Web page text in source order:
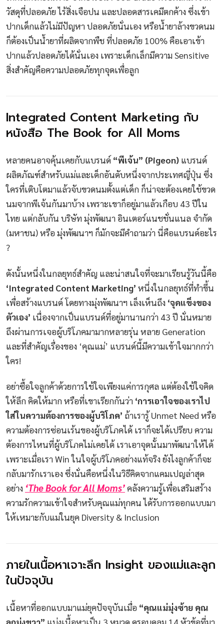
วัสดุที่ปลอดภัย ไร้สิ่งเจือปน และปลอดสารเคมีตกค้าง ซึ่งเข้า
ปากเด็กแล้วไม่มีปัญหา ปลอดภัยนั่นเอง หรือน้ำยาล้างขวดนม
ก็ต้องเป็นน้ำยาที่ผลิตจากพืช ที่ปลอดภัย 100% คือเอาเข้า
ปากแล้วปลอดภัยได้นั่นเอง เพราะเด็กเล็กมีความ Sensitive
สิ่งสำคัญคือความปลอดภัยทุกจุดเพื่อลูก
Integrated Content Marketing กับ
หนังสือ The Book for All Moms
หลายคนอาจคุ้นเคยกับแบรนด์ “พีเจ้น” (Pigeon) แบรนด์
ผลิตภัณฑ์สำหรับแม่และเด็กอันดับหนึ่งจากประเทศญี่ปุ่น ซึ่ง
ใครที่เติบโตมาแล้วจับขวดนมตั้งแต่เด็ก ก็น่าจะต้องเคยใช้ขวด
นมจากพีเจ้นกันมาบ้าง เพราะเขาก็อยู่มาแล้วเกือบ 43 ปีใน
ไทย แต่กลับกัน บริษัท มุ่งพัฒนา อินเตอร์แนชชั่นแนล จำกัด
(มหาชน) หรือ มุ่งพัฒนาฯ ก็มักจะมีคำถามว่า นี่คือแบรนด์อะไร
?
ดังนั้นหนึ่งในกลยุทธ์สำคัญ และน่าสนใจที่จะมาเรียนรู้วันนี้คือ
‘Integrated Content Marketing’ หนึ่งในกลยุทธ์ที่ทำขึ้น
เพื่อสร้างแบรนด์ โดยทางมุ่งพัฒนาฯ เล็งเห็นถึง ‘จุดแข็งของ
ตัวเอง’ เนื่องจากเป็นแบรนด์ที่อยู่มานานกว่า 43 ปี นั่นหมาย
ถึงผ่านการเจอผู้บริโภคมามากหลายรุ่น หลาย Generation
และที่สำคัญเรื่องของ ‘คุณแม่’ แบรนด์นี้มีความเข้าใจมากกว่า
ใคร!
อย่าซื้อใจลูกค้าด้วยการใช้ใจเพียงแค่การกุศล แต่ต้องใช้ใจคิด
ให้ลึก คิดให้มาก หรือที่เขาเรียกกันว่า ‘การเอาใจของเราไป
ใส่ในความต้องการของผู้บริโภค’ ถ้าเรารู้ Unmet Need หรือ
ความต้องการซ่อนเร้นของผู้บริโภคได้ เราก็จะได้เปรียบ ความ
ต้องการไหนที่ผู้บริโภคไม่เคยได้ เราเอาจุดนั้นมาพัฒนาให้ได้
เพราะเมื่อเรา Win ในใจผู้บริโภคอย่างแท้จริง ยังไงลูกค้าก็จะ
กลับมารักเราเอง ซึ่งนั่นคือหนึ่งในวิธีคิดจากแคมเปญล่าสุด
อย่าง ‘The Book for All Moms’คลังความรู้เพื่อเสริมสร้าง
ความรักความเข้าใจสำหรับคุณแม่ทุกคน ได้รับการออกแบบมา
ให้เหมาะกับแม่ในยุค Diversity & Inclusion
ภายในเนื้อหาเจาะลึก Insight ของแม่และลูก
ในปัจจุบัน
เนื้อหาที่ออกแบบมาแม่ยุคปัจจุบันเมื่อ “คุณแม่มุ่งซ้าย คุณ